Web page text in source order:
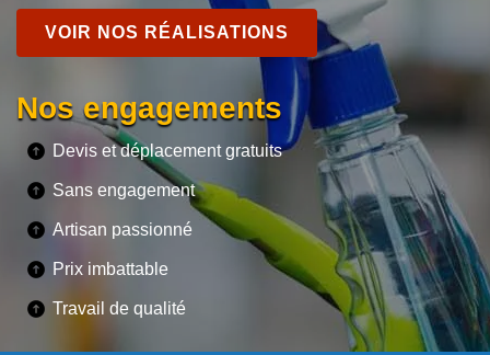
VOIR NOS RÉALISATIONS
Nos engagements
Devis et déplacement gratuits
Sans engagement
Artisan passionné
Prix imbattable
Travail de qualité